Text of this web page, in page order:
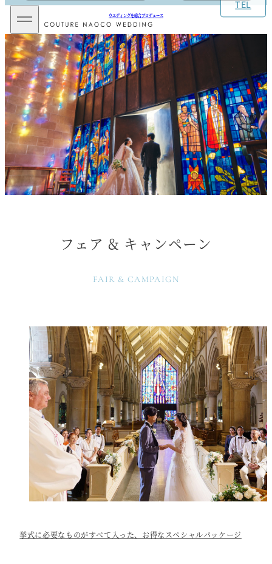
ウエディングを総合プロデュース
TEL
イ
ン
メ
ニ
ュ
ー
を
開
閉
フェア & キャンペーン
FAIR & CAMPAIGN
挙式に必要なものがすべて入った、お得なスペシャルパッケージ